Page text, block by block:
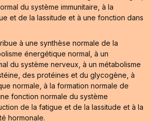
du système immunitaire, à la
et de la lassitude et à une fonction dans
à une synthèse normale de la
énergétique normal, à un
du système nerveux, à un métabolisme
des protéines et du glycogène, à
normale, à la formation normale de
fonction normale du système
de la fatigue et de la lassitude et à la
hormonale.